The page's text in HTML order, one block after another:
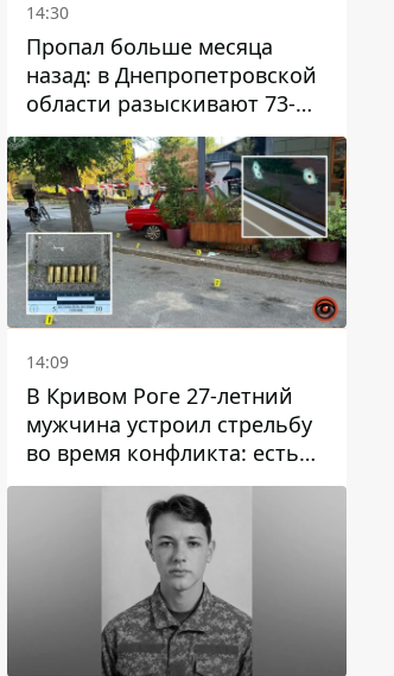
14:30
Пропал больше месяца
назад: в Днепропетровской
области разыскивают 73-
летнего мужчину
14:09
В Кривом Роге 27-летний
мужчина устроил стрельбу
во время конфликта: есть
раненый